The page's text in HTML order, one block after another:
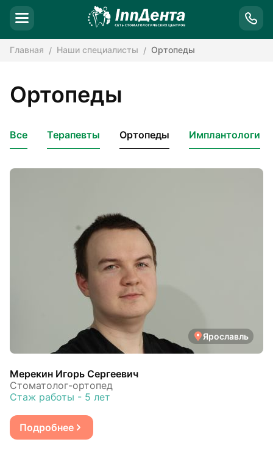
Главная Наши специалисты Ортопеды
Ортопеды
Все Терапевты Ортопеды Имплантологи
Ярославль
Мерекин Игорь Сергеевич
Стоматолог-ортопед
Стаж работы - 5 лет
Подробнее